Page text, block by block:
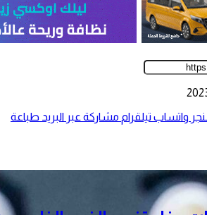
واتساب تيلقرام مشاركة عبر البريد طباعة